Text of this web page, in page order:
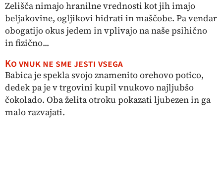
Zelišča nimajo hranilne vrednosti kot jih imajo
beljakovine, ogljikovi hidrati in maščobe. Pa vendar
obogatijo okus jedem in vplivajo na naše psihično
in fizično...
Ko vnuk ne sme jesti vsega
Babica je spekla svojo znamenito orehovo potico,
dedek pa je v trgovini kupil vnukovo najljubšo
čokolado. Oba želita otroku pokazati ljubezen in ga
malo razvajati.